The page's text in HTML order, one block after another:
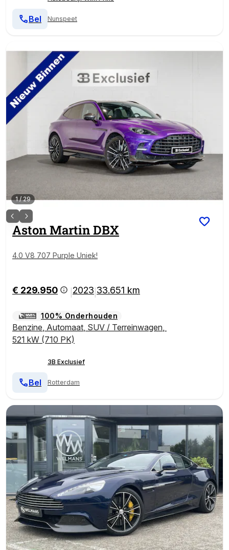
Nunspeet
Bel
1/29
Aston MartinDBX
4.0 V8 707 Purple Uniek!
€ 229.950 2023 33.651 km
100% Onderhouden
Benzine, Automaat, SUV / Terreinwagen,
521 kW (710 PK)
3B Exclusief
Rotterdam
Bel